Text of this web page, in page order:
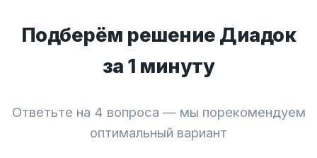
Подберём решение Диадок
за 1 минуту
Ответьте на 4 вопроса — мы порекомендуем
оптимальный вариант